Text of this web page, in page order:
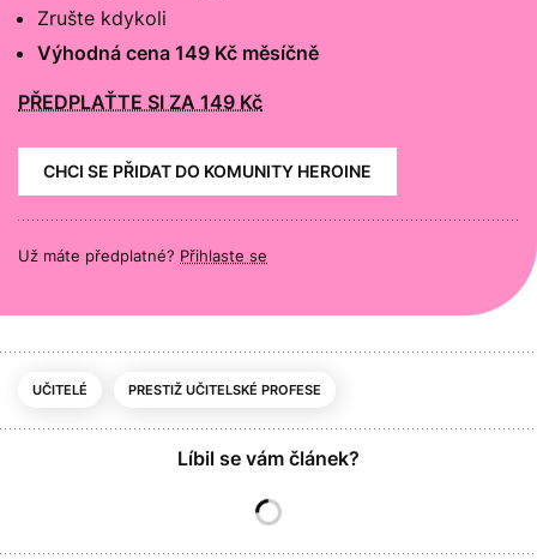
Zrušte kdykoli
Výhodná cena 149 Kč měsíčně
PŘEDPLAŤTE SI ZA 149 Kč
CHCI SE PŘIDAT DO KOMUNITY HEROINE
Už máte předplatné? Přihlaste se
UČITELÉ PRESTIŽ UČITELSKÉ PROFESE
Líbil se vám článek?